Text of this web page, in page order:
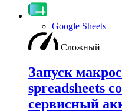
Google Sheets
Сложный
Запуск
spreadsheets
сервисный